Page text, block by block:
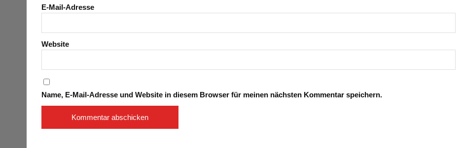
E-Mail-Adresse
Website
Name, E-Mail-Adresse und Website in diesem Browser für meinen nächsten Kommentar speichern.